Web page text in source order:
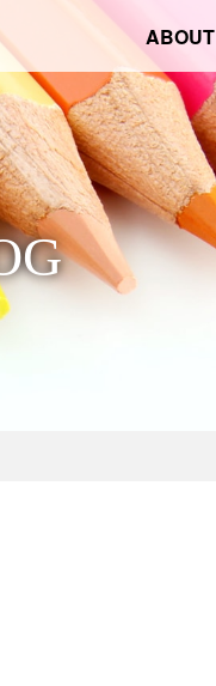
式会社ABOUT